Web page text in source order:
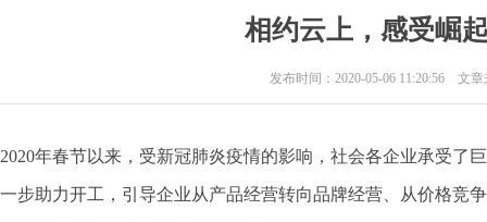
相约云上，感受崛
发布时间：2020-05-06 11:20:56 文章
2020年春节以来，受新冠肺炎疫情的影响，社会各企业承受了
一步助力开工，引导企业从产品经营转向品牌经营、从价格竞